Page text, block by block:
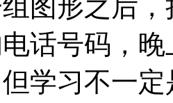
图形之后
话号码，
学习不一